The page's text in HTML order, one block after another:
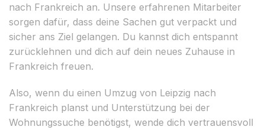
nach Frankreich an. Unsere erfahrenen Mitarbeiter
sorgen dafür, dass deine Sachen gut verpackt und
sicher ans Ziel gelangen. Du kannst dich entspannt
zurücklehnen und dich auf dein neues Zuhause in
Frankreich freuen.
Also, wenn du einen Umzug von Leipzig nach
Frankreich planst und Unterstützung bei der
Wohnungssuche benötigst, wende dich vertrauensvoll